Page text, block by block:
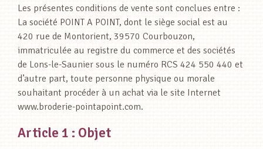
Les présentes conditions de vente sont conclues entre :
La société POINT A POINT, dont le siège social est au
420 rue de Montorient, 39570 Courbouzon,
immatriculée au registre du commerce et des sociétés
de Lons-le-Saunier sous le numéro RCS 424 550 440 et
d’autre part, toute personne physique ou morale
souhaitant procéder à un achat via le site Internet
www.broderie-pointapoint.com.
Article 1 : Objet